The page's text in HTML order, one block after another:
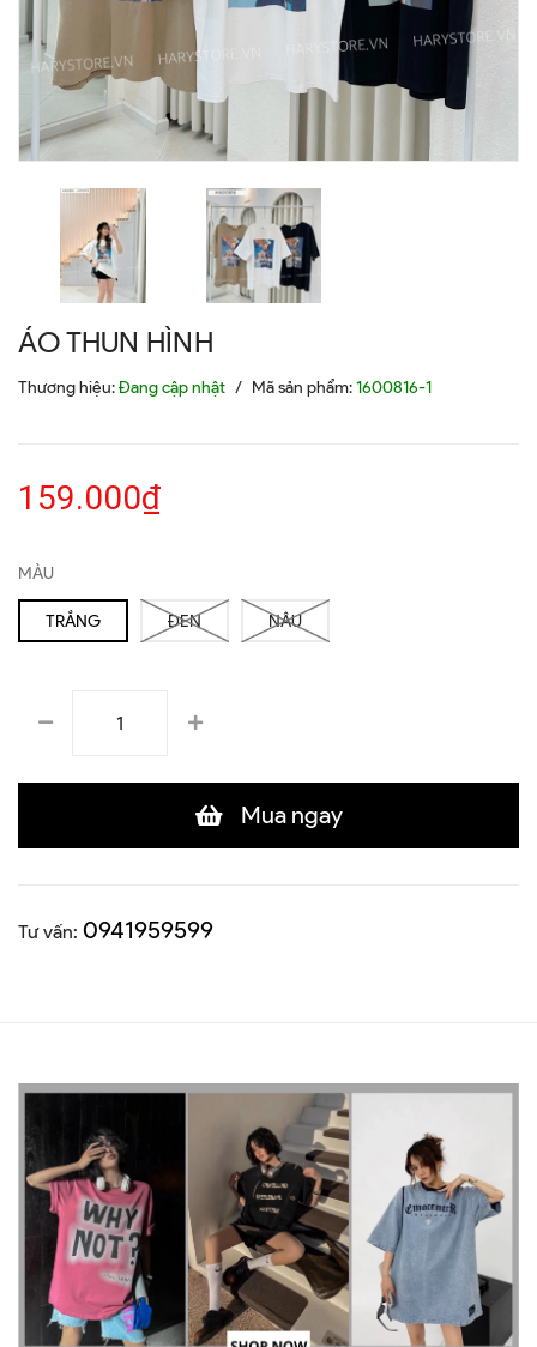
ÁO THUN HÌNH
Thương hiệu:Đang cập nhật / Mã sản phẩm:1600816-1
159.000₫
MÀU
TRẮNG ĐEN NÂU
Mua ngay
Tư vấn: 0941959599